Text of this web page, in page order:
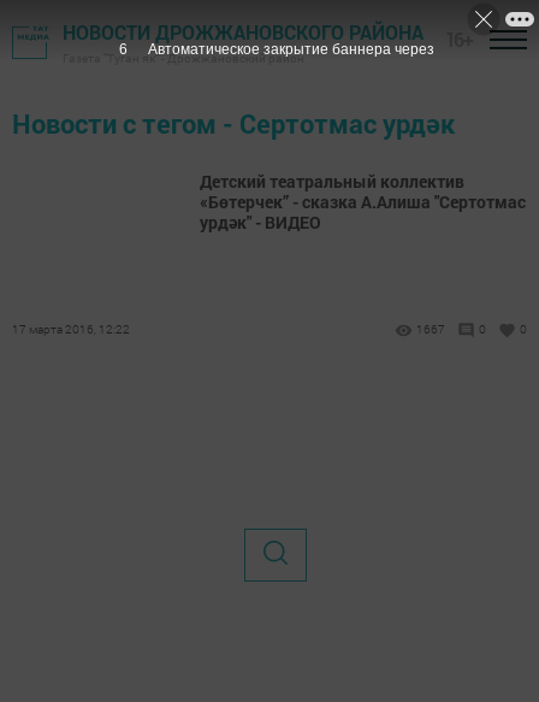
НОВОСТИ ДРОЖЖАНОВСКОГО РАЙОНА
Газета "Туган як" - Дрожжановский район
Новости с тегом - Сертотмас урдәк
Детский театральный коллектив
«Бөтерчек” - сказка А.Алиша "Сертотмас
урдәк" - ВИДЕО
17 марта 2016, 12:22 1667 0 0
6 Автоматическое закрытие баннера через